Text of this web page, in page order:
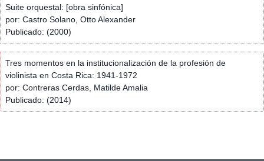
Suite orquestal: [obra sinfónica]
por: Castro Solano, Otto Alexander
Publicado: (2000)
Tres momentos en la institucionalización de la profesión de
violinista en Costa Rica: 1941-1972
por: Contreras Cerdas, Matilde Amalia
Publicado: (2014)